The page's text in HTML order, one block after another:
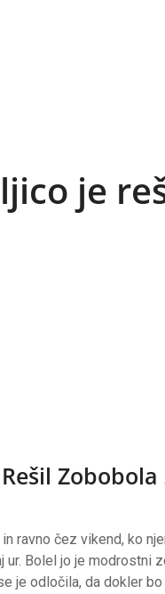
je
ravno čez vikend, ko
ur. Bolel jo je modrostni
je odločila, da dokler